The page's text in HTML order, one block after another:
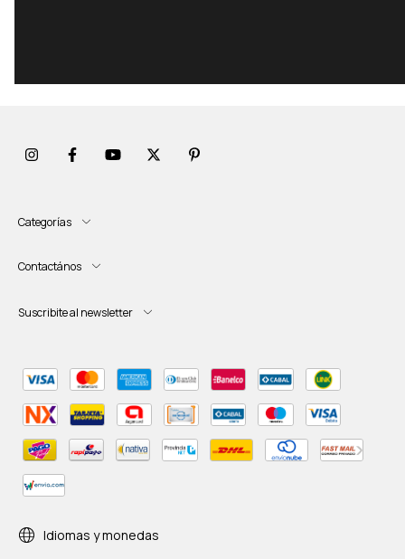
Categorías
Contactános
Suscribite al newsletter
Idiomas y monedas